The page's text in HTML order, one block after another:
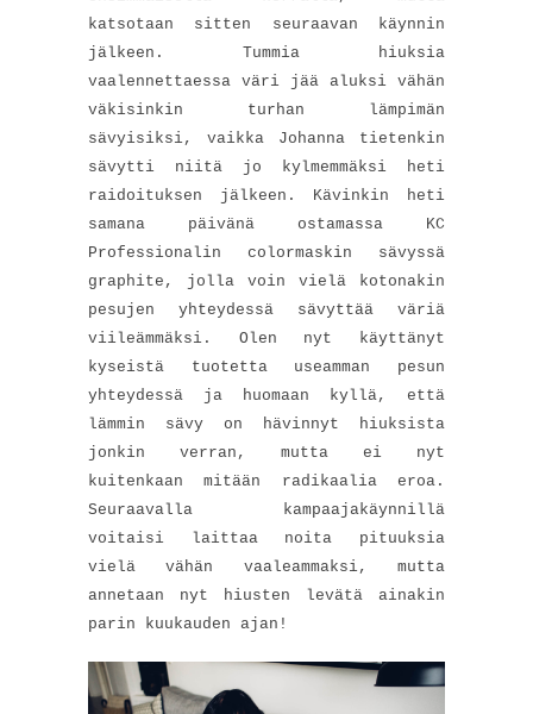
katsotaan sitten seuraavan käynnin
jälkeen. Tummia hiuksia
vaalennettaessa väri jää aluksi vähän
väkisinkin turhan lämpimän
sävyisiksi, vaikka Johanna tietenkin
sävytti niitä jo kylmemmäksi heti
raidoituksen jälkeen. Kävinkin heti
samana päivänä ostamassa KC
Professionalin colormaskin sävyssä
graphite, jolla voin vielä kotonakin
pesujen yhteydessä sävyttää väriä
viileämmäksi. Olen nyt käyttänyt
kyseistä tuotetta useamman pesun
yhteydessä ja huomaan kyllä, että
lämmin sävy on hävinnyt hiuksista
jonkin verran, mutta ei nyt
kuitenkaan mitään radikaalia eroa.
Seuraavalla kampaajakäynnillä
voitaisi laittaa noita pituuksia
vielä vähän vaaleammaksi, mutta
annetaan nyt hiusten levätä ainakin
parin kuukauden ajan!